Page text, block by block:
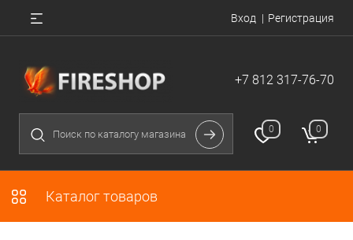
Вход Регистрация
+7 812 317-76-70
0 0
Каталог товаров